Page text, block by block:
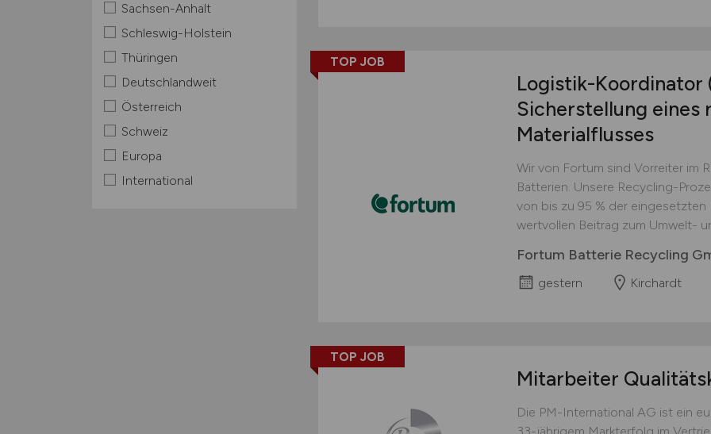
Sachsen-Anhalt
Schleswig-Holstein
Thüringen
Deutschlandweit
Österreich
Schweiz
Europa
International
TOP JOB
Logistik-Koordinator
Sicherstellung eines
Materialflusses
Wir von Fortum sind Vorreiter im
Batterien. Unsere Recycling-
von bis zu 95 % der eingesetzten
wertvollen Beitrag zum Umwelt-
Fortum Batterie Recycling
gestern Kirchardt
TOP JOB
Mitarbeiter
Die PM-International AG ist ein